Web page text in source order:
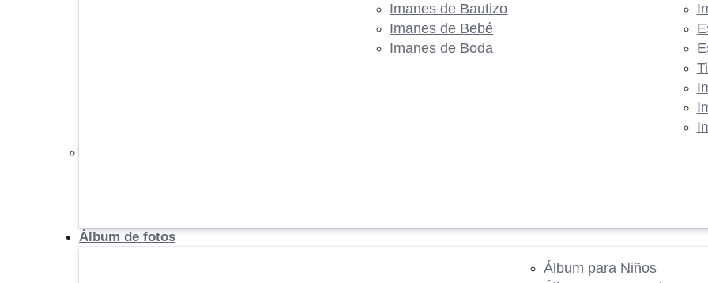
Imanes de Bautizo
Imanes de Bebé
Imanes de Boda
Álbum de fotos
Álbum para Niños